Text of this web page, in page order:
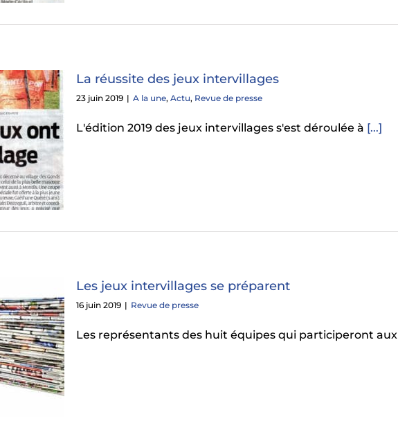
La réussite des jeux intervillages
23 juin 2019 | A la une, Actu, Revue de presse
L'édition 2019 des jeux intervillages s'est déroulée à [...]
Les jeux intervillages se préparent
16 juin 2019 | Revue de presse
Les représentants des huit équipes qui participeront aux